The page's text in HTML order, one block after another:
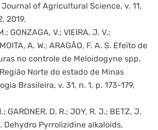
of Agricultural Science, v. 11,
2019.
GONZAGA, V.; VIEIRA, J. V.;
A. W.; ARAGÃO, F. A. S. Efeito de
no controle de Meloidogyne spp.
Norte do estado de Minas
Brasileira, v. 31, n. 1, p. 173-179,
GARDNER, D. R.; JOY, R. J.; BETZ, J.
Dehydro Pyrrolizidine alkaloids,